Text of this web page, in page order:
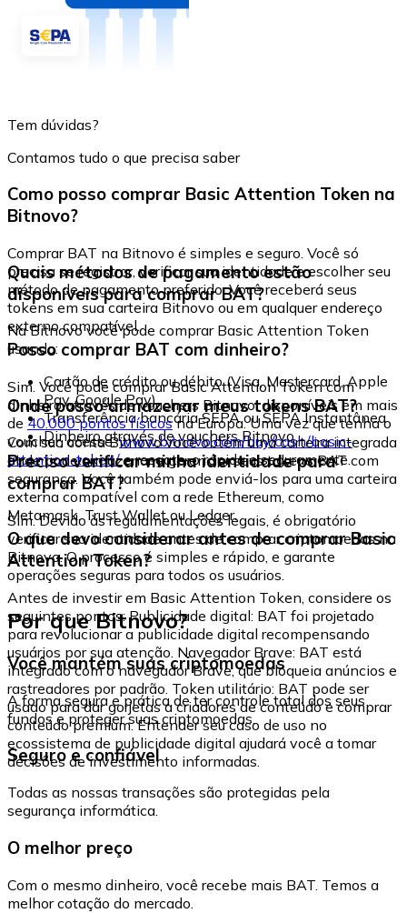
Tem dúvidas?
Contamos tudo o que precisa saber
Como posso comprar Basic Attention Token na
Bitnovo?
Comprar BAT na Bitnovo é simples e seguro. Você só
precisa se registrar, verificar sua identidade e escolher seu
método de pagamento preferido. Você receberá seus
tokens em sua carteira Bitnovo ou em qualquer endereço
externo compatível.
Quais métodos de pagamento estão
disponíveis para comprar BAT?
Na Bitnovo você pode comprar Basic Attention Token
usando:
Cartão de crédito ou débito (Visa, Mastercard, Apple
Pay, Google Pay)
Transferência bancária SEPA ou SEPA Instantânea
Dinheiro através de vouchers Bitnovo
Posso comprar BAT com dinheiro?
Sim. Você pode comprar Basic Attention Token com
dinheiro através de vouchers Bitnovo, disponíveis em mais
de 40.000 pontos físicosna Europa. Uma vez que tenha o
voucher, acesse:www.bitnovo.com/buy/cash/basic-
attention-token/e resgate-o rápida e seguramente.
Onde posso armazenar meus tokens BAT?
Com sua conta Bitnovo você obtém uma carteira integrada
onde pode armazenar e gerenciar seus tokens BAT com
segurança. Você também pode enviá-los para uma carteira
externa compatível com a rede Ethereum, como
Metamask, Trust Wallet ou Ledger.
Preciso verificar minha identidade para
comprar BAT?
Sim. Devido às regulamentações legais, é obrigatório
verificar sua identidade antes de comprar criptomoedas na
Bitnovo. O processo é simples e rápido, e garante
operações seguras para todos os usuários.
O que devo considerar antes de comprar Basic
Attention Token?
Antes de investir em Basic Attention Token, considere os
seguintes pontos: Publicidade digital: BAT foi projetado
para revolucionar a publicidade digital recompensando
usuários por sua atenção. Navegador Brave: BAT está
integrado com o navegador Brave, que bloqueia anúncios e
rastreadores por padrão. Token utilitário: BAT pode ser
usado para dar gorjetas a criadores de conteúdo e comprar
conteúdo premium. Entender seu caso de uso no
ecossistema de publicidade digital ajudará você a tomar
decisões de investimento informadas.
Por que Bitnovo?
Você mantém suas criptomoedas
A forma segura e prática de ter controle total dos seus
fundos e proteger suas criptomoedas.
Seguro e confiável
Todas as nossas transações são protegidas pela
segurança informática.
O melhor preço
Com o mesmo dinheiro, você recebe mais BAT. Temos a
melhor cotação do mercado.